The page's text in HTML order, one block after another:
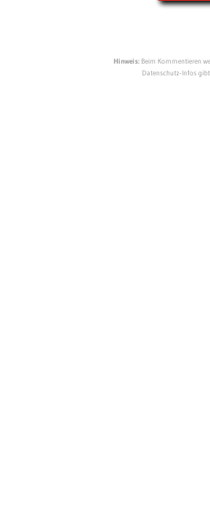
Hinweis:Beim Kommentieren
Datenschutz-Infos